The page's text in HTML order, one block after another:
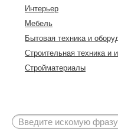
Интерьер
Мебель
Бытовая техника и
Строительная техника и
Стройматериалы